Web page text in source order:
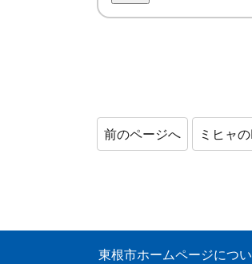
前のページへ ミヒャ
東根市ホームページにつ